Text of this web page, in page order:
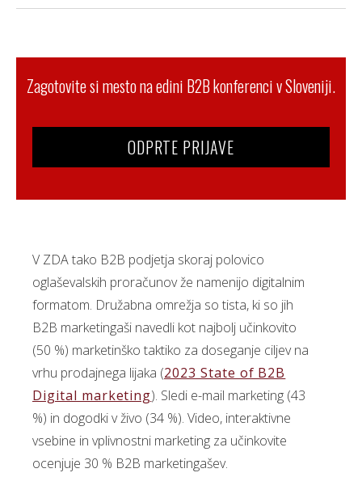
Zagotovite si mesto na edini B2B konferenci v Sloveniji.
ODPRTE PRIJAVE
V ZDA tako B2B podjetja skoraj polovico
oglaševalskih proračunov že namenijo digitalnim
formatom. Družabna omrežja so tista, ki so jih
B2B marketingaši navedli kot najbolj učinkovito
(50 %) marketinško taktiko za doseganje ciljev na
vrhu prodajnega lijaka (2023 State of B2B
Digital marketing). Sledi e-mail marketing (43
%) in dogodki v živo (34 %). Video, interaktivne
vsebine in vplivnostni marketing za učinkovite
ocenjuje 30 % B2B marketingašev.